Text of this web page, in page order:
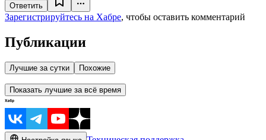
Ответить
Зарегистрируйтесь на Хабре, чтобы оставить комментарий
Публикации
Лучшие за сутки Похожие
Показать лучшие за всё время